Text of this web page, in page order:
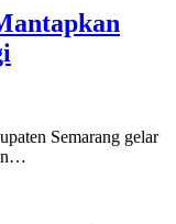
Semarang gelar